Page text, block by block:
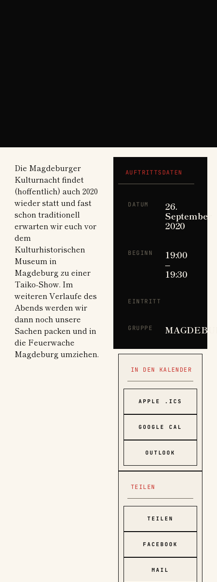
Die Magdeburger
Kulturnacht findet
(hoffentlich) auch 2020
wieder statt und fast
schon traditionell
erwarten wir euch vor
dem
Kulturhistorischen
Museum in
Magdeburg zu einer
Taiko-Show. Im
weiteren Verlaufe des
Abends werden wir
dann noch unsere
Sachen packen und in
die Feuerwache
Magdeburg umziehen.
AUFTRITTSDATEN
DATUM 26.
September
2020
BEGINN 19:00
–
19:30
EINTRITT
GRUPPE
IN DEN KALENDER
APPLE .ICS
GOOGLE CAL
OUTLOOK
TEILEN
TEILEN
FACEBOOK
MAIL